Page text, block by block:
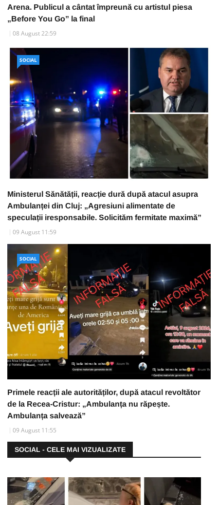
Arena. Publicul a cântat împreună cu artistul piesa
„Before You Go” la final
08 August 22:59
SOCIAL
Ministerul Sănătății, reacție dură după atacul asupra
Ambulanței din Cluj: „Agresiuni alimentate de
speculații iresponsabile. Solicităm fermitate maximă”
09 August 11:59
SOCIAL
Primele reacții ale autorităților, după atacul revoltător
de la Recea-Cristur: „Ambulanța nu răpește.
Ambulanța salvează”
09 August 11:55
SOCIAL - CELE MAI VIZUALIZATE